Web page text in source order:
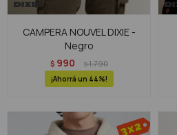
CAMPERA NOUVEL DIXIE -
Negro
$ 990 $1.790
44